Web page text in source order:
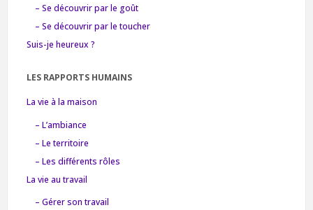
– Se découvrir par le goût
– Se découvrir par le toucher
Suis-je heureux ?
LES RAPPORTS HUMAINS
La vie à la maison
– L’ambiance
– Le territoire
– Les différents rôles
La vie au travail
– Gérer son travail